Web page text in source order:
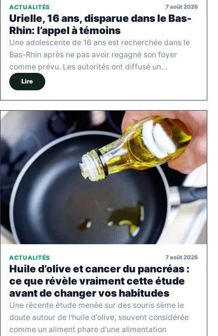
ACTUALITÉS 7 août 2026
Urielle, 16 ans, disparue dans le Bas-
Rhin: l’appel à témoins
Une adolescente de 16 ans est recherchée dans le
Bas-Rhin après ne pas avoir regagné son foyer
comme prévu. Les autorités ont diffusé un…
Lire
ACTUALITÉS 7 août 2026
Huile d’olive et cancer du pancréas :
ce que révèle vraiment cette étude
avant de changer vos habitudes
Une récente étude menée sur des souris sème le
doute autour de l'huile d'olive, souvent considérée
comme un aliment phare d'une alimentation